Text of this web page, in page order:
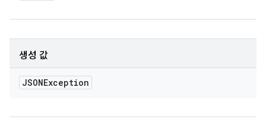
생성 값
JSONException